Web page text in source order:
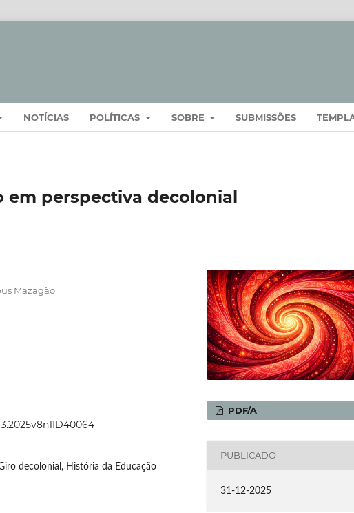
NOTÍCIAS POLÍTICAS SOBRE SUBMISSÕES
em perspectiva decolonial
Mazagão
decolonial, História da Educação
PDF/A
PUBLICADO
31-12-2025